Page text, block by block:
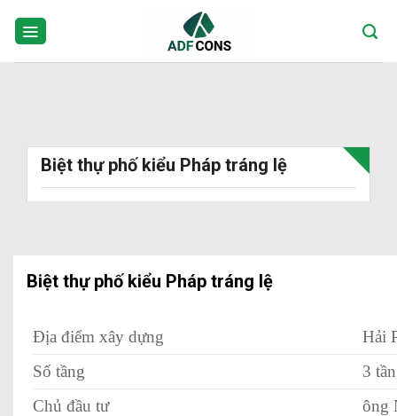
Biệt thự phố kiểu Pháp tráng lệ
Biệt thự phố kiểu Pháp tráng lệ
Địa điểm xây dựng
Hải
Số tầng
3
Chủ đầu tư
ông